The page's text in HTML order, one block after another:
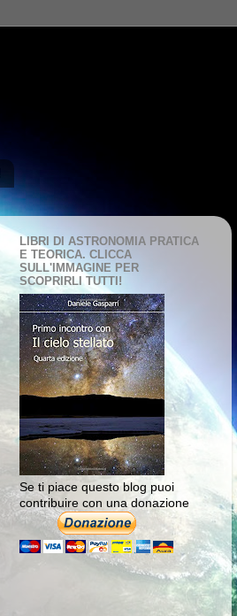
LIBRI DI ASTRONOMIA PRATICA
E TEORICA. CLICCA
SULL'IMMAGINE PER
SCOPRIRLI TUTTI!
Se ti piace questo blog puoi
contribuire con una donazione